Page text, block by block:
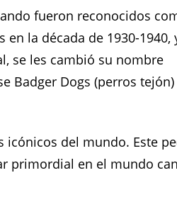
fueron reconocidos
la década de 1930-1940,
se les cambió su nombre
Badger Dogs (perros
icónicos del mundo. Este
primordial en el mundo